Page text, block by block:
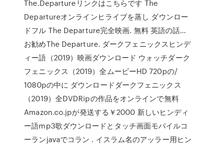
The.Departureリンクはこちらです The
Departureオンラインヒライブを蒸し ダウンロー
ドフル The Departure完全映画. 無料 英語の話…
お勧めThe Departure. ダークフェニックスヒンデ
ィー語（2019）映画ダウンロード ウォッチダーク
フェニックス（2019）全ムービーHD 720pの/
1080pの中に ダウンロードダークフェニックス
（2019）全DVDRipの作品をオンラインで無料
Amazon.co.jpが発送する￥2000 新しいヒンディ
ー語mp3歌ダウンロードとタッチ画面モバイルコ
ーランjavaでコラン . イスラム名のアッラー用ヒン